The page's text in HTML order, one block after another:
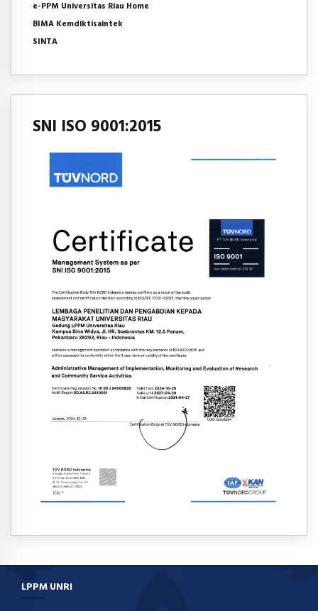
e-PPM Universitas Riau Home
BIMA Kemdiktisaintek
SINTA
SNI ISO 9001:2015
LPPM UNRI